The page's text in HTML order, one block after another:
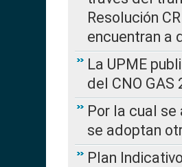
Resolución
encuentran a
La UPME
del CNO
Por la cual
se adoptan
Plan